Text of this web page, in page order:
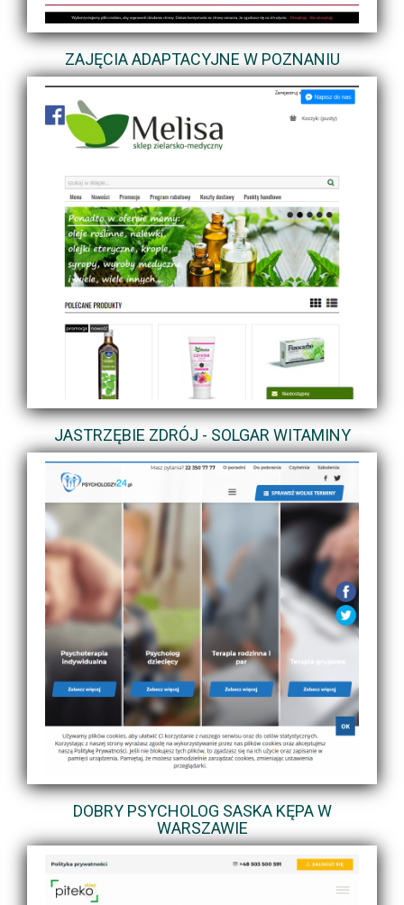
ZAJĘCIA ADAPTACYJNE W POZNANIU
JASTRZĘBIE ZDRÓJ - SOLGAR WITAMINY
DOBRY PSYCHOLOG SASKA KĘPA W
WARSZAWIE